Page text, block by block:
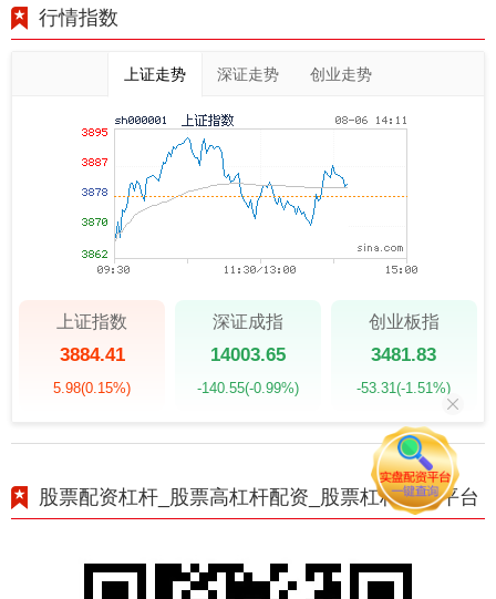
行情指数
上证走势 深证走势 创业走势
上证指数
3884.41
5.98(0.15%)
深证成指
14003.65
-140.55(-0.99%)
创业板指
3481.83
-53.31(-1.51%)
股票配资杠杆_股票高杠杆配资_股票杠杆正规平台